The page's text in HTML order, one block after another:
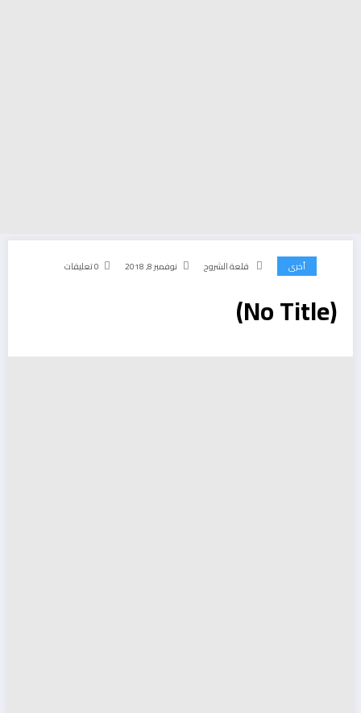
أخرى قلعة الشروح نوفمبر 8, 2018 0 تعليقات
(No Title)